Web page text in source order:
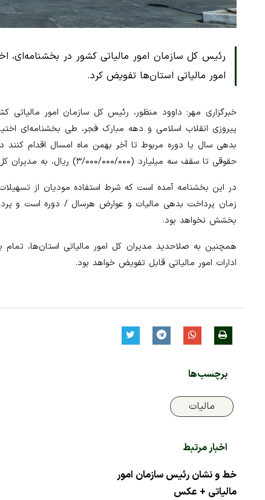
رئیس کل سازمان امور مالیاتی کشور در بخشنامه‌ای،
امور مالیاتی استان‌ها تفویض کرد.
خبرگزاری مهر: داوود منظور، رئیس کل سازمان امور
پیروزی انقلاب اسلامی و دهه مبارک فجر، طی بخشنامه‌ای
حقوقی تا سقف سه میلیارد (۳/۰۰۰/۰۰۰/۰۰۰) ریال، به مدیران کل امور مالیاتی استان‌ها تفویض کرد.
در این بخشنامه آمده است که شرط استفاده مودیان از
زمان پرداخت بدهی مالیات و عوارض هرسال / دوره است و
بخشش نخواهد بود.
همچنین به صلاحدید مدیران کل امور مالیاتی استان‌ها،
ادارات امور مالیاتی قابل تفویض خواهد بود.
برچسب‌ها
مالیات
اخبار مرتبط
خط و نشان رئیس سازمان امور
مالیاتی + عکس